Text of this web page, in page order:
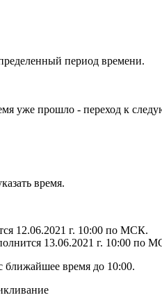
период времени.
уже прошло - переход к
время.
12.06.2021 г. 10:00 по МСК.
13.06.2021 г. 10:00 по
ближайшее время до 10:00.